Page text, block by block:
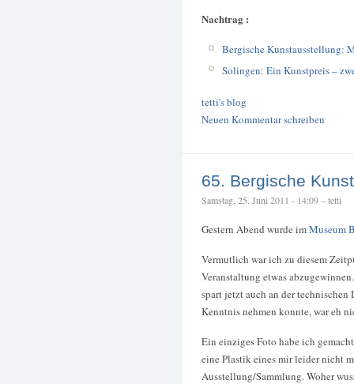
Nachtrag :
Bergische Kunstausstellung:
Solingen: Ein Kunstpreis –
tetti's blog
Neuen Kommentar schreiben
65. Bergische
Samstag, 25. Juni 2011 - 14:09 – tetti
Gestern Abend wurde imMuseum
Vermutlich war ich zu diesem
Veranstaltung etwas
spart jetzt auch an der technischen
Kenntnis nehmen konnte, war eh
Ein einziges Foto habe ich
eine Plastik eines mir leider nicht
Ausstellung/Sammlung. Woher